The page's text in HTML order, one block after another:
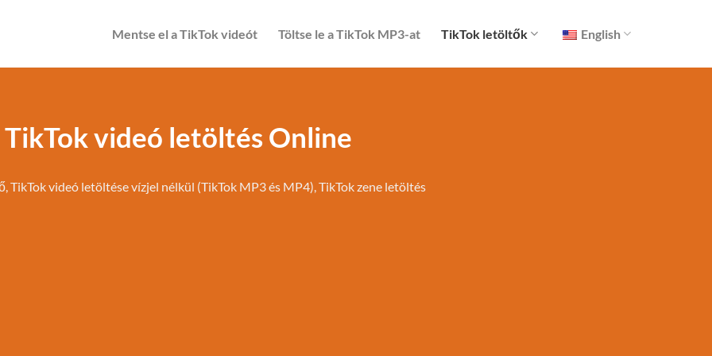
Mentse el a TikTok videót Töltse le a TikTok MP3-at TikTok letöltők English
TikTok videó letöltés Online
TikTok videó letöltése vízjel nélkül (TikTok MP3 és MP4), TikTok zene letöltés